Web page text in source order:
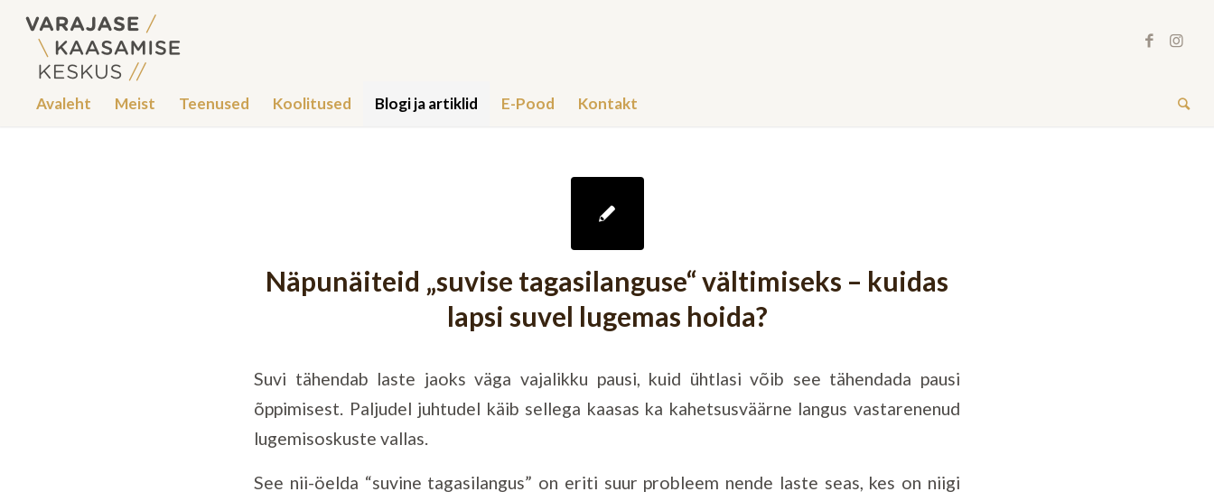
Avaleht Meist Teenused Koolitused Blogi ja artiklid E-Pood Kontakt
Näpunäiteid „suvise tagasilanguse“ vältimiseks – kuidas
lapsi suvel lugemas hoida?
Suvi tähendab laste jaoks väga vajalikku pausi, kuid ühtlasi võib see tähendada pausi
õppimisest. Paljudel juhtudel käib sellega kaasas ka kahetsusväärne langus vastarenenud
lugemisoskuste vallas.
See nii-öelda “suvine tagasilangus” on eriti suur probleem nende laste seas, kes on niigi